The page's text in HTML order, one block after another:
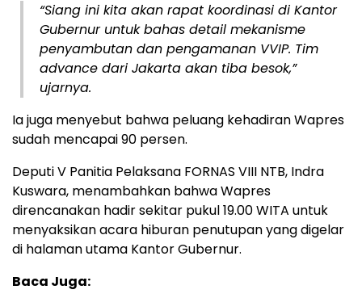
“Siang ini kita akan rapat koordinasi di Kantor
Gubernur untuk bahas detail mekanisme
penyambutan dan pengamanan VVIP. Tim
advance dari Jakarta akan tiba besok,”
ujarnya.
Ia juga menyebut bahwa peluang kehadiran Wapres
sudah mencapai 90 persen.
Deputi V Panitia Pelaksana FORNAS VIII NTB, Indra
Kuswara, menambahkan bahwa Wapres
direncanakan hadir sekitar pukul 19.00 WITA untuk
menyaksikan acara hiburan penutupan yang digelar
di halaman utama Kantor Gubernur.
Baca Juga: